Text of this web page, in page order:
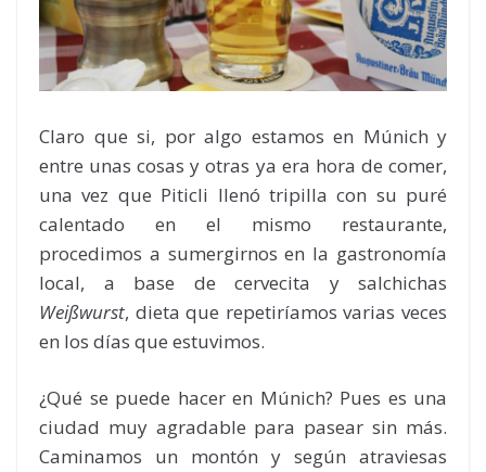
Claro que si, por algo estamos en Múnich y
entre unas cosas y otras ya era hora de comer,
una vez que Piticli llenó tripilla con su puré
calentado en el mismo restaurante,
procedimos a sumergirnos en la gastronomía
local, a base de cervecita y salchichas
Weißwurst, dieta que repetiríamos varias veces
en los días que estuvimos.
¿Qué se puede hacer en Múnich? Pues es una
ciudad muy agradable para pasear sin más.
Caminamos un montón y según atraviesas